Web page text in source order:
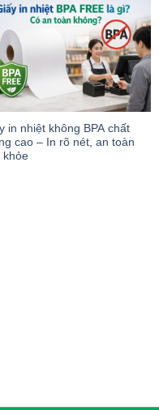
in nhiệt không BPA chất
cao – In rõ nét, an toàn
khỏe